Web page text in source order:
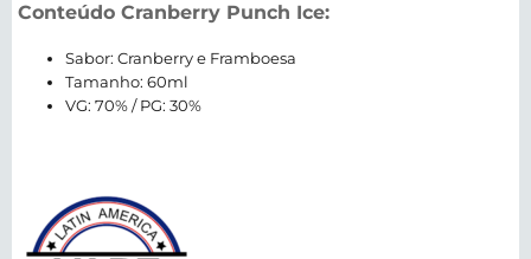
Conteúdo Cranberry Punch Ice:
Sabor: Cranberry e Framboesa
Tamanho: 60ml
VG: 70% / PG: 30%